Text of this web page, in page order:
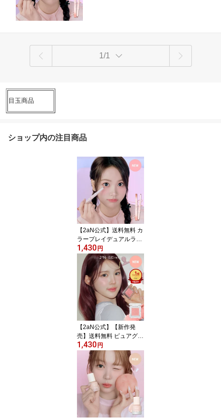
1/1
目玉商品
ショップ内の注目商品
【2aN公式】送料無料 カ
ラープレイデュアルライ
ナー トゥーエーエヌ 韓
国コスメ アイシャドウパ
レット アイシャドウパレ
ット アイパレット 高発
色 密着 メイクアップ メ
イク
1,430 円
【2aN公式】【新作発
売】送料無料 ピュアグラ
ッシーハイライター トゥ
ーエーエヌ 韓国コスメ
ハイライト グラッシュ
高発色 密着 メイクアッ
プ メイク
1,430 円